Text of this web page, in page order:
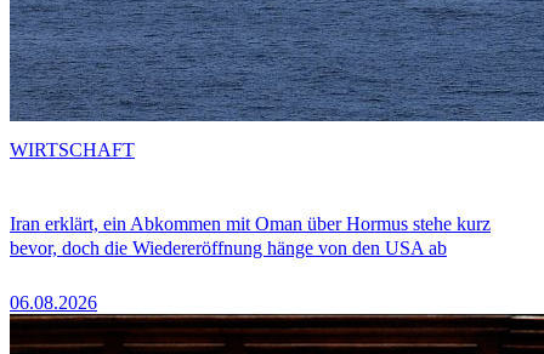
Iran erklärt, ein Abkommen mit Oman über Hormus stehe kurz
bevor, doch die Wiedereröffnung hänge von den USA ab
06.08.2026
WIRTSCHAFT